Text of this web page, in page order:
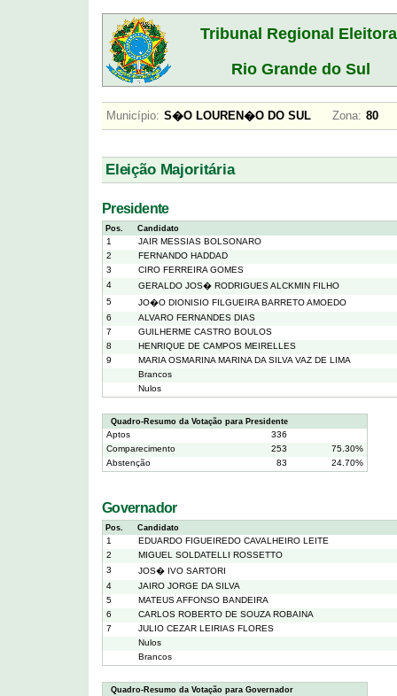
Tribunal Regional
Rio Grande do Sul
Município: S�O LOUREN�O DO SUL Zona:
Eleição Majoritária
Presidente
Pos. Candidato
1
JAIR MESSIAS BOLSONARO
2
FERNANDO HADDAD
3
CIRO FERREIRA GOMES
4
GERALDO JOS� RODRIGUES ALCKMIN FILHO
5
JO�O DIONISIO FILGUEIRA BARRETO AMOEDO
6
ALVARO FERNANDES DIAS
7
GUILHERME CASTRO BOULOS
8
HENRIQUE DE CAMPOS MEIRELLES
9
MARIA OSMARINA MARINA DA SILVA VAZ DE LIMA
Brancos
Nulos
Quadro-Resumo da Votação para Presidente
Aptos
336
Comparecimento
253
75.30%
Abstenção
83 24.70%
Governador
Pos. Candidato
1
EDUARDO FIGUEIREDO CAVALHEIRO LEITE
2
MIGUEL SOLDATELLI ROSSETTO
3
JOS� IVO SARTORI
4
JAIRO JORGE DA SILVA
5
MATEUS AFFONSO BANDEIRA
6
CARLOS ROBERTO DE SOUZA ROBAINA
7
JULIO CEZAR LEIRIAS FLORES
Nulos
Brancos
Quadro-Resumo da Votação para Governador